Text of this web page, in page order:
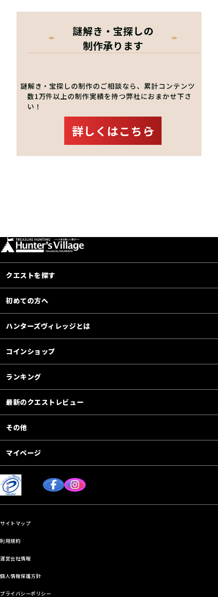
謎解き・宝探しの
制作承ります
謎解き・宝探しの制作のご相談なら、累計コンテンツ
数1万件以上の制作実績を持つ弊社におまかせ下さ
い！
詳しくはこちら
クエストを探す
初めての方へ
ハンターズヴィレッジとは
コインショップ
ランキング
最新のクエストレビュー
その他
マイページ
サイトマップ
利用規約
運営会社情報
個人情報保護方針
プライバシーポリシー